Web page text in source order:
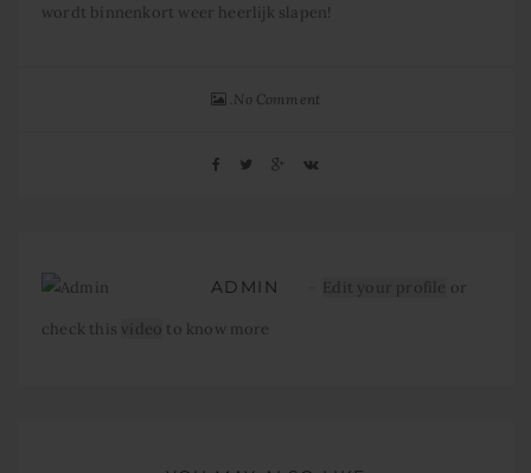
wordt binnenkort weer heerlijk slapen!
No Comment
ADMIN Edit your profile or
check this video to know more